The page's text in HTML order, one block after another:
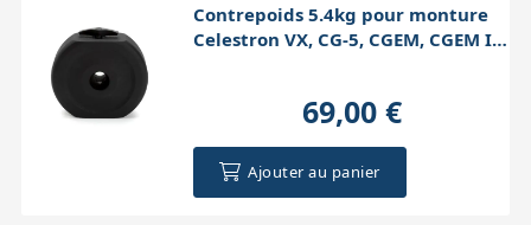
Contrepoids 5.4kg pour monture
Celestron VX, CG-5, CGEM, CGEM II,
69,00 €
Ajouter au panier